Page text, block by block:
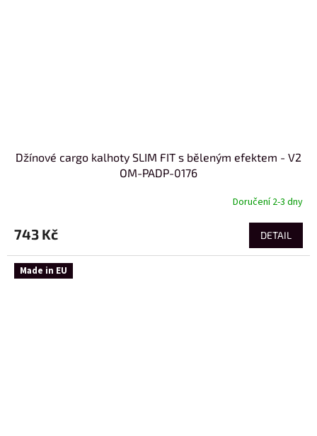
Džínové cargo kalhoty SLIM FIT s běleným efektem - V2
OM-PADP-0176
Doručení 2-3 dny
743 Kč DETAIL
Made in EU